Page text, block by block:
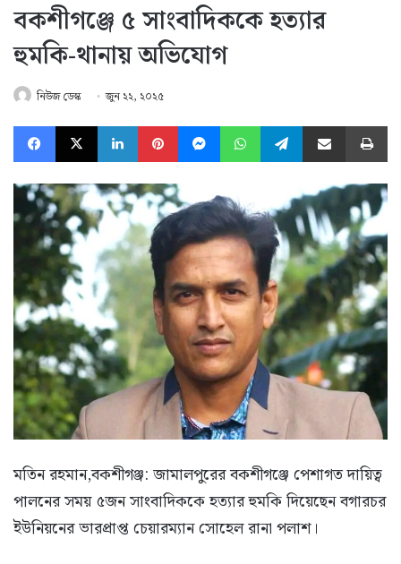
বকশীগঞ্জে ৫ সাংবাদিককে হত্যার
হুমকি-থানায় অভিযোগ
নিউজ ডেস্ক জুন ২২, ২০২৫
Facebook
X LinkedInPinterestMessengerWhatsAppTelegramShare via Email
মতিন রহমান,বকশীগঞ্জ: জামালপুরের বকশীগঞ্জে পেশাগত দায়িত্ব
পালনের সময় ৫জন সাংবাদিককে হত্যার হুমকি দিয়েছেন বগারচর
ইউনিয়নের ভারপ্রাপ্ত চেয়ারম্যান সোহেল রানা পলাশ।